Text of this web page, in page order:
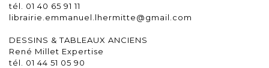
tél. 01 40 65 91 11
librairie.emmanuel.lhermitte@gmail.com
DESSINS & TABLEAUX ANCIENS
René Millet Expertise
tél. 01 44 51 05 90